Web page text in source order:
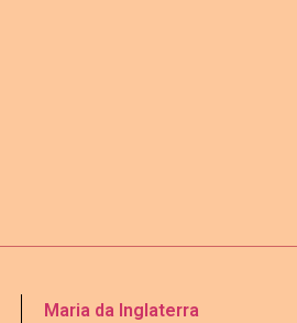
Maria da Inglaterra